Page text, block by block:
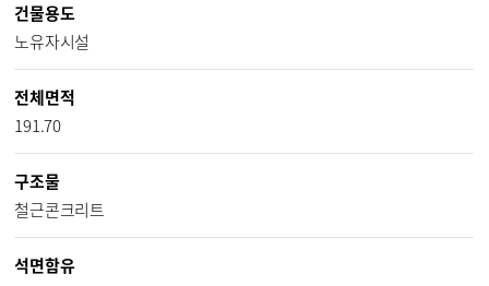
건물용도
노유자시설
전체면적
191.70
구조물
철근콘크리트
석면함유